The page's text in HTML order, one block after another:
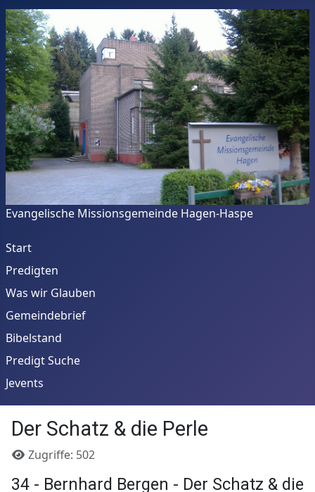
Evangelische Missionsgemeinde Hagen-Haspe
Start
Predigten
Was wir Glauben
Gemeindebrief
Bibelstand
Predigt Suche
Jevents
Der Schatz & die Perle
Details
Zugriffe: 502
34 - Bernhard Bergen - Der Schatz & die